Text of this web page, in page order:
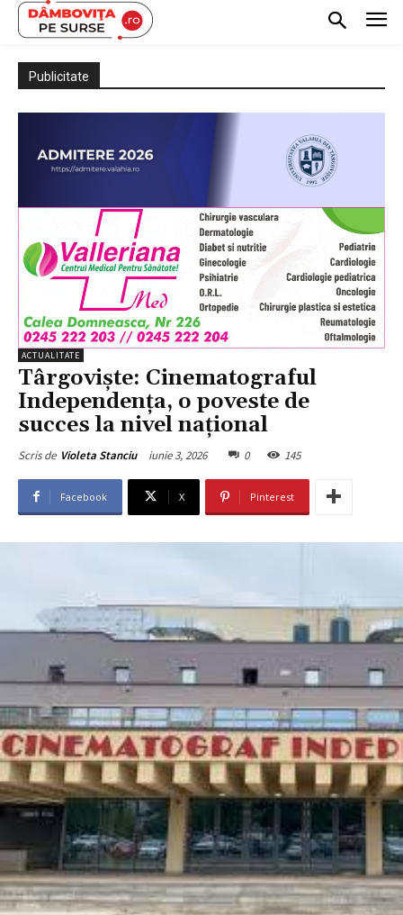
Publicitate
ACTUALITATE
Târgoviște: Cinematograful
Independența, o poveste de
succes la nivel național
Scris de Violeta Stanciu iunie 3, 2026 0 145
Facebook X Pinterest